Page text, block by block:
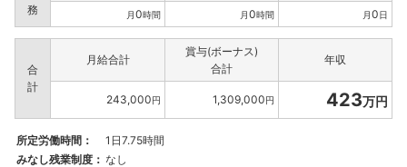
務
月0時間 月0時間 月0日
合
計
月給合計
賞与(ボーナス)
合計
年収
243,000円 1,309,000円 423万円
所定労働時間：
1日7.75時間
みなし残業制度： なし